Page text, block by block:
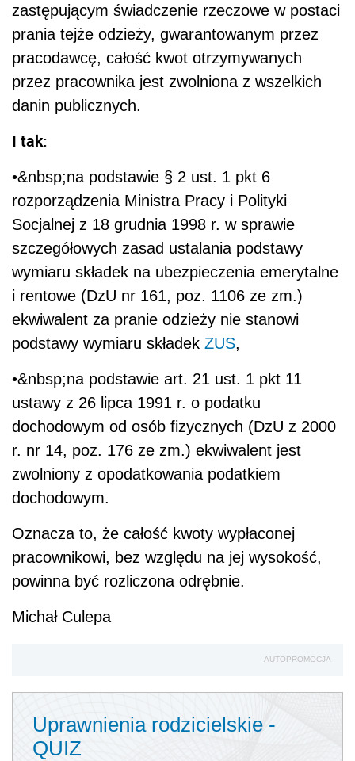
zastępującym świadczenie rzeczowe w postaci
prania tejże odzieży, gwarantowanym przez
pracodawcę, całość kwot otrzymywanych
przez pracownika jest zwolniona z wszelkich
danin publicznych.
I tak:
•&nbsp;na podstawie § 2 ust. 1 pkt 6
rozporządzenia Ministra Pracy i Polityki
Socjalnej z 18 grudnia 1998 r. w sprawie
szczegółowych zasad ustalania podstawy
wymiaru składek na ubezpieczenia emerytalne
i rentowe (DzU nr 161, poz. 1106 ze zm.)
ekwiwalent za pranie odzieży nie stanowi
podstawy wymiaru składek ZUS,
•&nbsp;na podstawie art. 21 ust. 1 pkt 11
ustawy z 26 lipca 1991 r. o podatku
dochodowym od osób fizycznych (DzU z 2000
r. nr 14, poz. 176 ze zm.) ekwiwalent jest
zwolniony z opodatkowania podatkiem
dochodowym.
Oznacza to, że całość kwoty wypłaconej
pracownikowi, bez względu na jej wysokość,
powinna być rozliczona odrębnie.
Michał Culepa
AUTOPROMOCJA
Uprawnienia rodzicielskie -
QUIZ